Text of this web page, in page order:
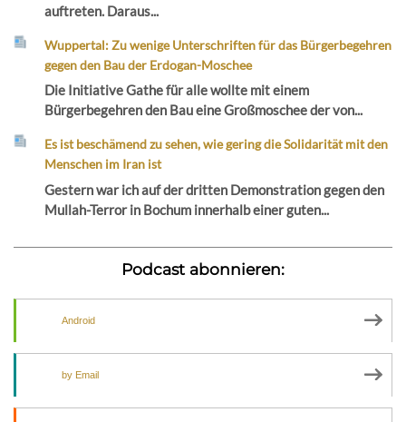
auftreten. Daraus...
Wuppertal: Zu wenige Unterschriften für das Bürgerbegehren
gegen den Bau der Erdogan-Moschee
Die Initiative Gathe für alle wollte mit einem
Bürgerbegehren den Bau eine Großmoschee der von...
Es ist beschämend zu sehen, wie gering die Solidarität mit den
Menschen im Iran ist
Gestern war ich auf der dritten Demonstration gegen den
Mullah-Terror in Bochum innerhalb einer guten...
Podcast abonnieren:
Android
by Email